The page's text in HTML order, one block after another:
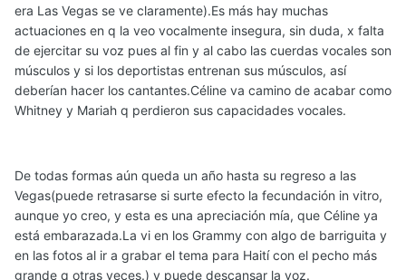
era Las Vegas se ve claramente).Es más hay muchas
actuaciones en q la veo vocalmente insegura, sin duda, x falta
de ejercitar su voz pues al fin y al cabo las cuerdas vocales son
músculos y si los deportistas entrenan sus músculos, así
deberían hacer los cantantes.Céline va camino de acabar como
Whitney y Mariah q perdieron sus capacidades vocales.
De todas formas aún queda un año hasta su regreso a las
Vegas(puede retrasarse si surte efecto la fecundación in vitro,
aunque yo creo, y esta es una apreciación mía, que Céline ya
está embarazada.La vi en los Grammy con algo de barriguita y
en las fotos al ir a grabar el tema para Haití con el pecho más
grande q otras veces.) y puede descansar la voz.